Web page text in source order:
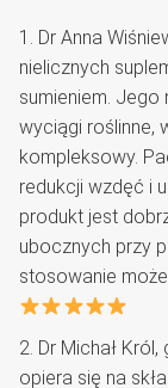
1. Dr Anna
nielicznych
sumieniem. Jego
wyciągi roślinne,
kompleksowy.
redukcji wzdęć i
produkt jest
ubocznych przy
stosowanie
2. Dr Michał
opiera się na